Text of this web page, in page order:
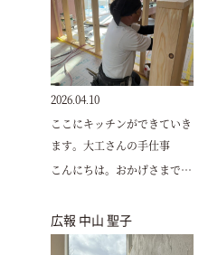
2026.04.10
ここにキッチンができていき
ます。大工さんの手仕事
こんにちは。おかげさまで…
広報 中山 聖子